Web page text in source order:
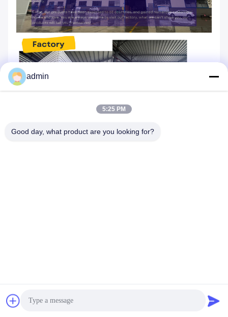
admin
5:25 PM
Good day, what product are you looking for?